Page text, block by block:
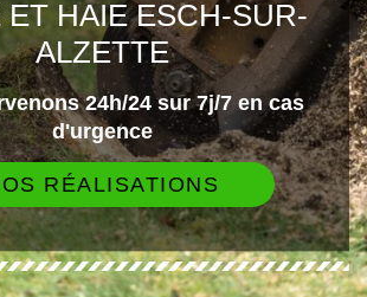
ET HAIE ESCH-SUR-
ALZETTE
24h/24 sur 7j/7 en cas
d'urgence
RÉALISATIONS